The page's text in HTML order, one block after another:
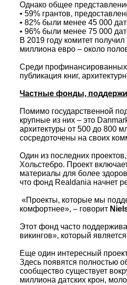
Однако общее
• 59% грантов,
• 82% были менее 45 000
• 96% были менее 75 000
В 2019 году комитет
миллиона евро – около
Среди профинансированных
публикация книг,
Частные фонды,
Помимо государственной
крупные из них – это
архитектуры от 500 до 800
сосредоточены на своих
Один из последних
Хольстебро. Проект
материалы для более
что фонд Realdania начнет
«Проекты, которые мы
комфортнее», – говорит
Этот фонд часто
викингов», который
Еще один интересный
Здесь появятся полностью
сообщество существует
миллиона датских крон,